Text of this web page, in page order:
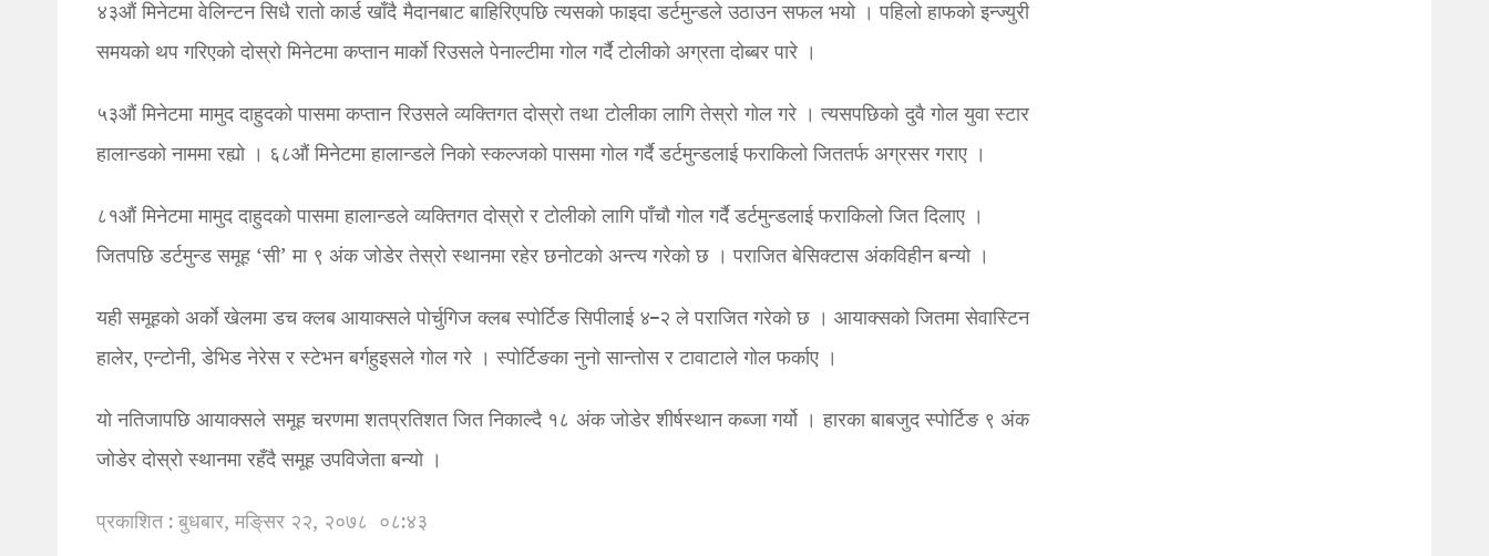
४३औं मिनेटमा वेलिन्टन सिधै रातो कार्ड खाँदै मैदानबाट बाहिरिएपछि त्यसको फाइदा डर्टमुन्डले उठाउन सफल भयो । पहिलो हाफको इन्ज्युरी
समयको थप गरिएको दोस्रो मिनेटमा कप्तान मार्काे रिउसले पेनाल्टीमा गोल गर्दै टोलीको अग्रता दोब्बर पारे ।
५३औं मिनेटमा मामुद दाहुदको पासमा कप्तान रिउसले व्यक्तिगत दोस्रो तथा टोलीका लागि तेस्रो गोल गरे । त्यसपछिको दुवै गोल युवा स्टार
हालान्डको नाममा रह्यो । ६८औं मिनेटमा हालान्डले निको स्कल्जको पासमा गोल गर्दै डर्टमुन्डलाई फराकिलो जिततर्फ अग्रसर गराए ।
८१औं मिनेटमा मामुद दाहुदको पासमा हालान्डले व्यक्तिगत दोस्रो र टोलीको लागि पाँचौ गोल गर्दै डर्टमुन्डलाई फराकिलो जित दिलाए ।
जितपछि डर्टमुन्ड समूह ‘सी’ मा ९ अंक जोडेर तेस्रो स्थानमा रहेर छनोटको अन्त्य गरेको छ । पराजित बेसिक्टास अंकविहीन बन्यो ।
यही समूहको अर्काे खेलमा डच क्लब आयाक्सले पोर्चुगिज क्लब स्पोर्टिङ सिपीलाई ४–२ ले पराजित गरेको छ । आयाक्सको जितमा सेवास्टिन
हालेर, एन्टोनी, डेभिड नेरेस र स्टेभन बर्गहुइसले गोल गरे । स्पोर्टिङका नुनो सान्तोस र टावाटाले गोल फर्काए ।
यो नतिजापछि आयाक्सले समूह चरणमा शतप्रतिशत जित निकाल्दै १८ अंक जोडेर शीर्षस्थान कब्जा गर्यो । हारका बाबजुद स्पोर्टिङ ९ अंक
जोडेर दोस्रो स्थानमा रहँदै समूह उपविजेता बन्यो ।
प्रकाशित : बुधबार, मङि्सर २२, २०७८ ०८:४३